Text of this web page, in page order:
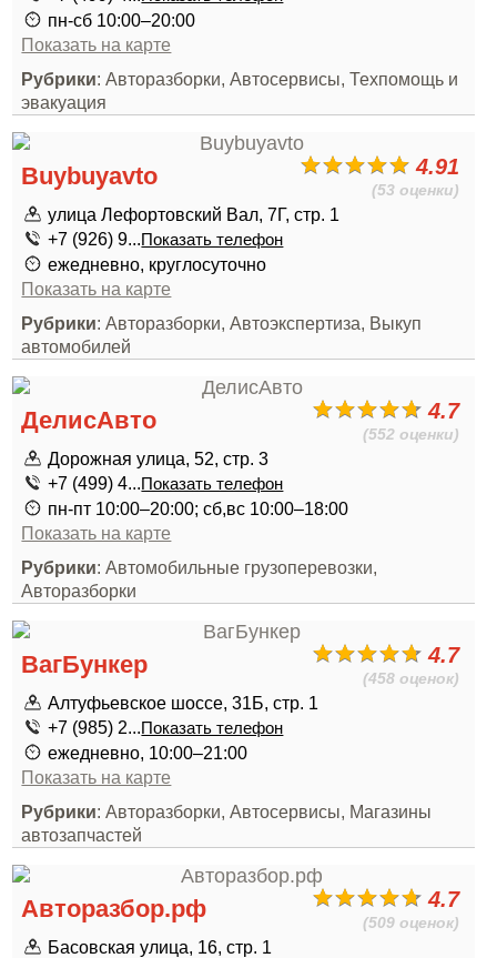
пн-сб 10:00–20:00
Показать на карте
Рубрики: Авторазборки, Автосервисы, Техпомощь и
эвакуация
4.91
(53 оценки)
Buybuyavto
улица Лефортовский Вал, 7Г, стр. 1
+7 (926) 9...Показать телефон
ежедневно, круглосуточно
Показать на карте
Рубрики: Авторазборки, Автоэкспертиза, Выкуп
автомобилей
4.7
(552 оценки)
ДелисАвто
Дорожная улица, 52, стр. 3
+7 (499) 4...Показать телефон
пн-пт 10:00–20:00; сб,вс 10:00–18:00
Показать на карте
Рубрики: Автомобильные грузоперевозки,
Авторазборки
4.7
(458 оценок)
ВагБункер
Алтуфьевское шоссе, 31Б, стр. 1
+7 (985) 2...Показать телефон
ежедневно, 10:00–21:00
Показать на карте
Рубрики: Авторазборки, Автосервисы, Магазины
автозапчастей
4.7
(509 оценок)
Авторазбор.рф
Басовская улица, 16, стр. 1